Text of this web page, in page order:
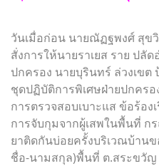
วันเมื่อก่อน นายณัฏฐพงศ์ สุขวิ
สั่งการให้นายราเยส ราย ปลั
ปกครอง นายบุรินทร์ ล่วงเขต
ชุดปฏิบัติการพิเศษฝ่ายปกครอ
การตรวจสอบเบาะแส ข้อร้อ
การจับกุมจากผู้เสพในพื้นที่
ยาติดกันบ่อยครั้งบริเวณบ้าน
ชื่อ-นามสกุล)พื้นที่ ต.สระขวัญ